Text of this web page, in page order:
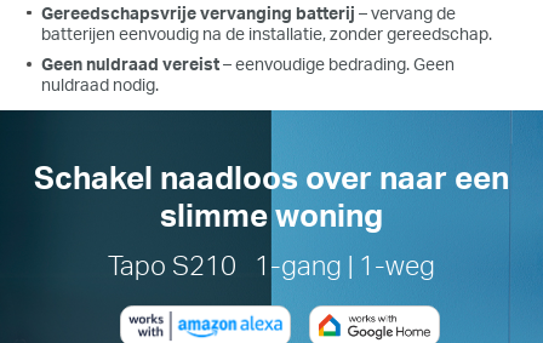
Gereedschapsvrije vervanging batterij – vervang de
batterijen eenvoudig na de installatie, zonder gereedschap.
Geen nuldraad vereist– eenvoudige bedrading. Geen
nuldraad nodig.
Schakel naadloos over naar een
slimme woning
Tapo S210 1-gang | 1-weg